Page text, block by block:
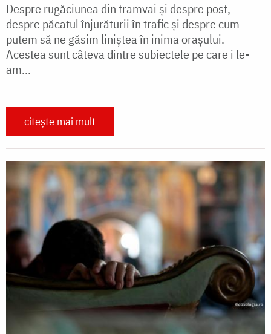
Despre rugăciunea din tramvai și despre post,
despre păcatul înjurăturii în trafic și despre cum
putem să ne găsim liniștea în inima orașului.
Acestea sunt câteva dintre subiectele pe care i le-
am...
citește mai mult